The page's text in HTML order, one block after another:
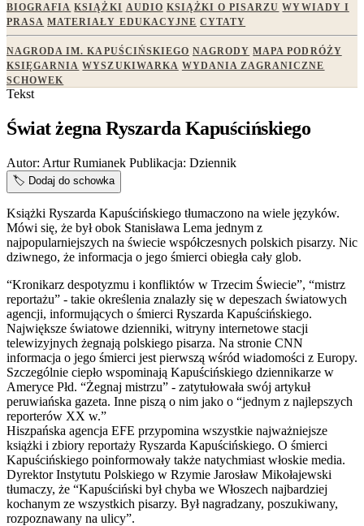
BIOGRAFIA KSIĄŻKI AUDIO KSIĄŻKI O PISARZU WYWIADY I
PRASA MATERIAŁY EDUKACYJNE CYTATY
NAGRODA IM. KAPUŚCIŃSKIEGO NAGRODY MAPA PODRÓŻY
KSIĘGARNIA WYSZUKIWARKA WYDANIA ZAGRANICZNE
SCHOWEK
Tekst
Świat żegna Ryszarda Kapuścińskiego
Autor: Artur Rumianek Publikacja: Dziennik
🏷️ Dodaj do schowka
Książki Ryszarda Kapuścińskiego tłumaczono na wiele języków.
Mówi się, że był obok Stanisława Lema jednym z
najpopularniejszych na świecie współczesnych polskich pisarzy. Nic
dziwnego, że informacja o jego śmierci obiegła cały glob.
“Kronikarz despotyzmu i konfliktów w Trzecim Świecie”, “mistrz
reportażu” - takie określenia znalazły się w depeszach światowych
agencji, informujących o śmierci Ryszarda Kapuścińskiego.
Największe światowe dzienniki, witryny internetowe stacji
telewizyjnych żegnają polskiego pisarza. Na stronie CNN
informacja o jego śmierci jest pierwszą wśród wiadomości z Europy.
Szczególnie ciepło wspominają Kapuścińskiego dziennikarze w
Ameryce Płd. “Żegnaj mistrzu” - zatytułowała swój artykuł
peruwiańska gazeta. Inne piszą o nim jako o “jednym z najlepszych
reporterów XX w.”
Hiszpańska agencja EFE przypomina wszystkie najważniejsze
książki i zbiory reportaży Ryszarda Kapuścińskiego. O śmierci
Kapuścińskiego poinformowały także natychmiast włoskie media.
Dyrektor Instytutu Polskiego w Rzymie Jarosław Mikołajewski
tłumaczy, że “Kapuściński był chyba we Włoszech najbardziej
kochanym ze wszystkich pisarzy. Był nagradzany, poszukiwany,
rozpoznawany na ulicy”.